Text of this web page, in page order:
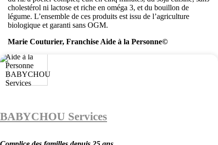
cholestérol ni lactose et riche en oméga 3, et du bouillon de
légume. L’ensemble de ces produits est issu de l’agriculture
biologique et garanti sans OGM.
Marie Couturier, Franchise Aide à la Personne©
BABYCHOU Services